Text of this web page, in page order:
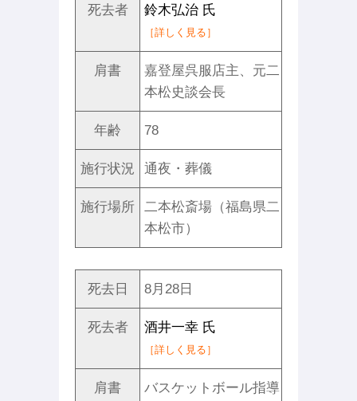
死去者 鈴木弘治 氏
［詳しく見る］
肩書
嘉登屋呉服店主、元二
本松史談会長
年齢 78
施行状況 通夜・葬儀
施行場所
二本松斎場（福島県二
本松市）
死去日 8月28日
死去者 酒井一幸 氏
［詳しく見る］
肩書
バスケットボール指導